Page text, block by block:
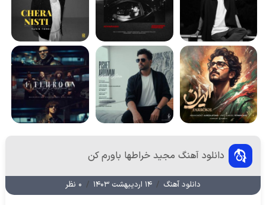
دانلود آهنگ مجید خراطها باورم کن
دانلود آهنگ / ۱۴ اردیبهشت ۱۴۰۳ / ۰ نظر